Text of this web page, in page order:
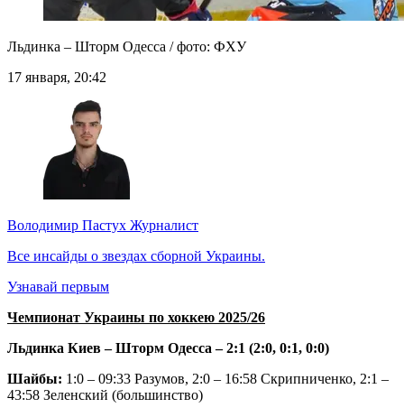
Льдинка – Шторм Одесса / фото: ФХУ
17 января, 20:42
Володимир Пастух Журналист
Все инсайды о звездах сборной Украины.
Узнавай первым
Чемпионат Украины по хоккею 2025/26
Льдинка Киев – Шторм Одесса – 2:1 (2:0, 0:1, 0:0)
Шайбы: 1:0 – 09:33 Разумов, 2:0 – 16:58 Скрипниченко, 2:1 –
43:58 Зеленский (большинство)